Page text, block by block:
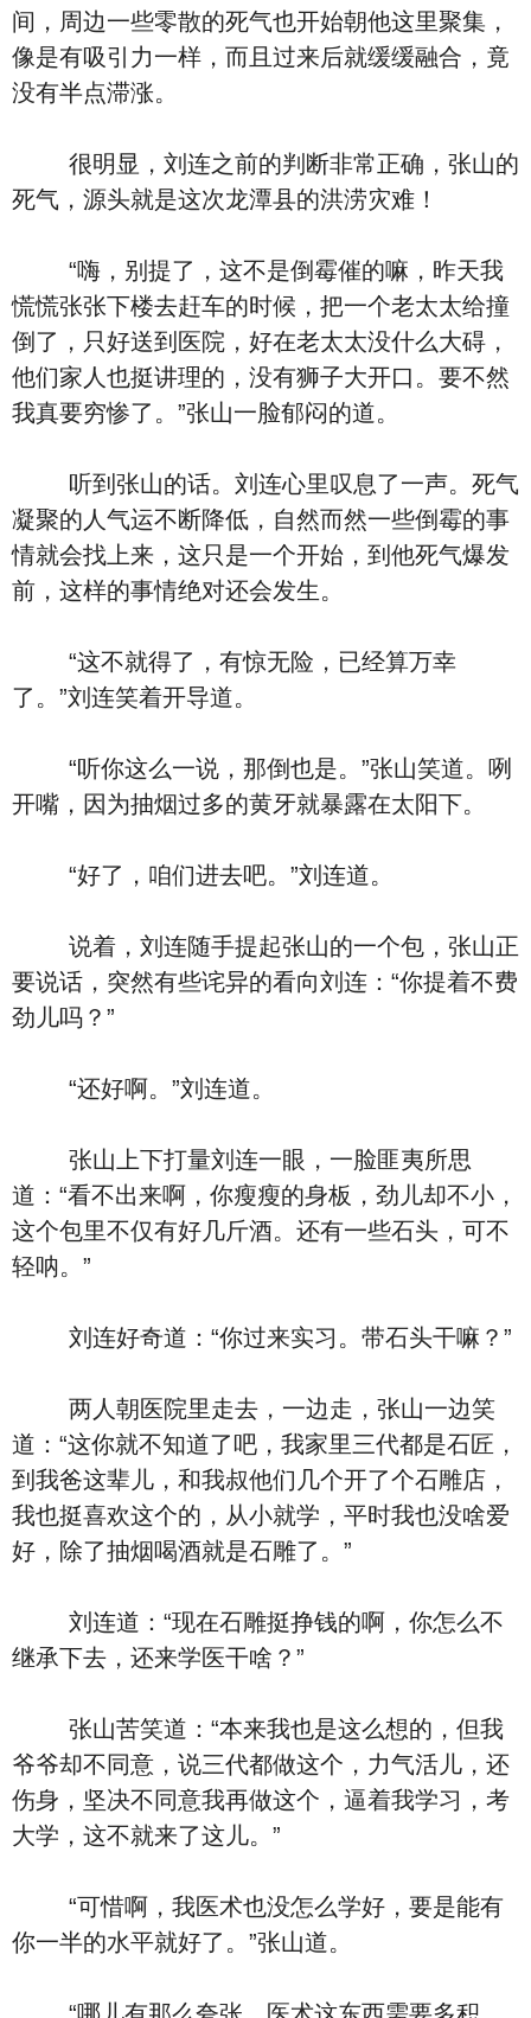
间，周边一些零散的死气也开始朝他这里聚集，
像是有吸引力一样，而且过来后就缓缓融合，竟
没有半点滞涨。
很明显，刘连之前的判断非常正确，张山的
死气，源头就是这次龙潭县的洪涝灾难！
“嗨，别提了，这不是倒霉催的嘛，昨天我
慌慌张张下楼去赶车的时候，把一个老太太给撞
倒了，只好送到医院，好在老太太没什么大碍，
他们家人也挺讲理的，没有狮子大开口。要不然
我真要穷惨了。”张山一脸郁闷的道。
听到张山的话。刘连心里叹息了一声。死气
凝聚的人气运不断降低，自然而然一些倒霉的事
情就会找上来，这只是一个开始，到他死气爆发
前，这样的事情绝对还会发生。
“这不就得了，有惊无险，已经算万幸
了。”刘连笑着开导道。
“听你这么一说，那倒也是。”张山笑道。咧
开嘴，因为抽烟过多的黄牙就暴露在太阳下。
“好了，咱们进去吧。”刘连道。
说着，刘连随手提起张山的一个包，张山正
要说话，突然有些诧异的看向刘连：“你提着不费
劲儿吗？”
“还好啊。”刘连道。
张山上下打量刘连一眼，一脸匪夷所思
道：“看不出来啊，你瘦瘦的身板，劲儿却不小，
这个包里不仅有好几斤酒。还有一些石头，可不
轻呐。”
刘连好奇道：“你过来实习。带石头干嘛？”
两人朝医院里走去，一边走，张山一边笑
道：“这你就不知道了吧，我家里三代都是石匠，
到我爸这辈儿，和我叔他们几个开了个石雕店，
我也挺喜欢这个的，从小就学，平时我也没啥爱
好，除了抽烟喝酒就是石雕了。”
刘连道：“现在石雕挺挣钱的啊，你怎么不
继承下去，还来学医干啥？”
张山苦笑道：“本来我也是这么想的，但我
爷爷却不同意，说三代都做这个，力气活儿，还
伤身，坚决不同意我再做这个，逼着我学习，考
大学，这不就来了这儿。”
“可惜啊，我医术也没怎么学好，要是能有
你一半的水平就好了。”张山道。